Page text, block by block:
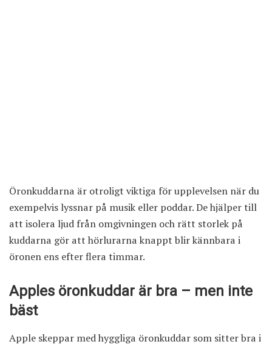
Öronkuddarna är otroligt viktiga för upplevelsen när du
exempelvis lyssnar på musik eller poddar. De hjälper till
att isolera ljud från omgivningen och rätt storlek på
kuddarna gör att hörlurarna knappt blir kännbara i
öronen ens efter flera timmar.
Apples öronkuddar är bra – men inte
bäst
Apple skeppar med hyggliga öronkuddar som sitter bra i